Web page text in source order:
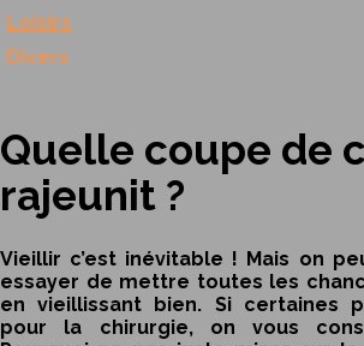
Loisirs
Divers
Quelle coupe de
rajeunit ?
Vieillir c’est inévitable ! Mais on
essayer de mettre toutes les
en vieillissant bien. Si certaines
pour la chirurgie, on vous